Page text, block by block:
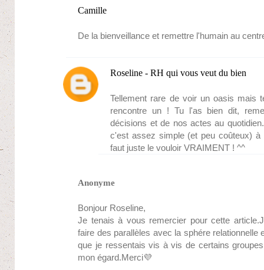
Camille
De la bienveillance et remettre l'humain au
Roseline - RH qui vous veut du bien
Tellement rare de voir un oasis mais
rencontre un ! Tu l'as bien dit,
décisions et de nos actes au
c'est assez simple (et peu coûteux)
faut juste le vouloir VRAIMENT ! ^^
Anonyme
Bonjour Roseline,
Je tenais à vous remercier pour cette
faire des parallèles avec la sphére relationnelle
que je ressentais vis à vis de certains
mon égard.Merci💜